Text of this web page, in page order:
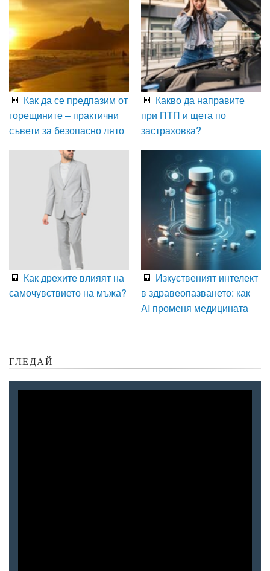
Как да се предпазим от
горещините – практични
съвети за безопасно лято
Какво да направите
при ПТП и щета по
застраховка?
Как дрехите влияят на
самочувствието на мъжа?
Изкуственият интелект
в здравеопазването: как
AI променя медицината
ГЛЕДАЙ